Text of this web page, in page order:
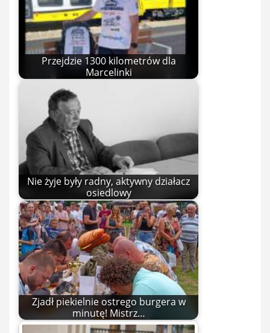
Przejdzie 1300 kilometrów dla
Marcelinki
Nie żyje były radny, aktywny działacz
osiedlowy
Zjadł piekielnie ostrego burgera w
minutę! Mistrz…